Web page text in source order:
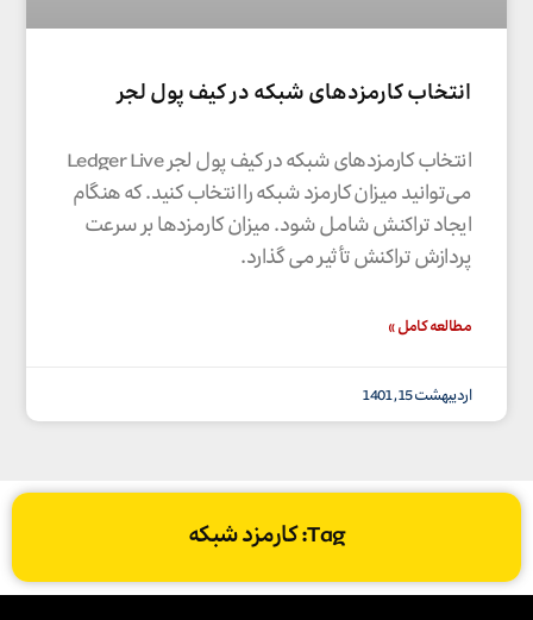
انتخاب کارمزدهای شبکه در کیف پول لجر
انتخاب کارمزدهای شبکه در کیف پول لجر Ledger Live
می‌توانید میزان کارمزد شبکه را انتخاب کنید. که هنگام
ایجاد تراکنش شامل شود. میزان کارمزدها بر سرعت
پردازش تراکنش تأثیر می گذارد.
مطالعه کامل »
اردیبهشت 15, 1401
Tag: کارمزد شبکه